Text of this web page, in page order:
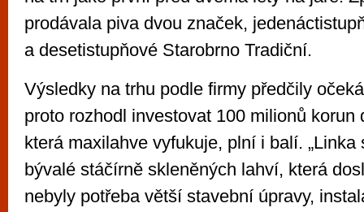
prodávala piva dvou značek,
a desetistupňové Starobrno Tradiční.
Výsledky na trhu podle firmy předčily
proto rozhodl investovat 100 milionů korun
která maxilahve vyfukuje, plní i balí. „Linka
bývalé stáčírně skleněných lahví, která
nebyly potřeba větší stavební úpravy,